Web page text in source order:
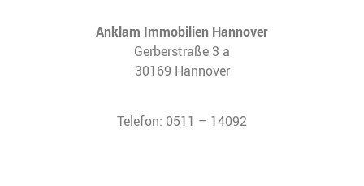
Anklam Immobilien Hannover
Gerberstraße 3 a
30169 Hannover
Telefon: 0511 – 14092